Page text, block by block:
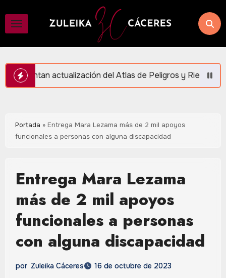
contenido
del Atlas de Peligros y Riesgos en Puerto Morelos
Portada » Entrega Mara Lezama más de 2 mil apoyos
funcionales a personas con alguna discapacidad
Entrega Mara Lezama
más de 2 mil apoyos
funcionales a personas
con alguna discapacidad
por Zuleika Cáceres 16 de octubre de 2023